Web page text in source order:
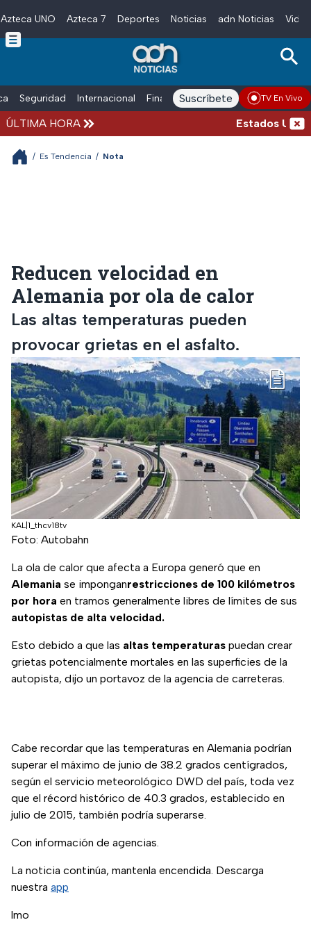
Skip to main content
Azteca UNO Azteca 7 Deportes Noticias adn Noticias
Seguridad Internacional Finanzas adn Noticias Radio
Suscríbete TV En Vivo
ÚLTIMA HORA Estados
/ Es Tendencia / Nota
Reducen velocidad en
Alemania por ola de calor
Las altas temperaturas pueden
provocar grietas en el asfalto.
KAL|1_thcv18tv
Foto: Autobahn
La ola de calor que afecta a Europa generó que en
Alemania se imponganrestricciones de 100 kilómetros
por hora en tramos generalmente libres de límites de sus
autopistas de alta velocidad.
Esto debido a que las altas temperaturas puedan crear
grietas potencialmente mortales en las superficies de la
autopista, dijo un portavoz de la agencia de carreteras.
Cabe recordar que las temperaturas en Alemania podrían
superar el máximo de junio de 38.2 grados centígrados,
según el servicio meteorológico DWD del país, toda vez
que el récord histórico de 40.3 grados, establecido en
julio de 2015, también podría superarse.
Con información de agencias.
La noticia continúa, mantenla encendida. Descarga
nuestra app
lmo